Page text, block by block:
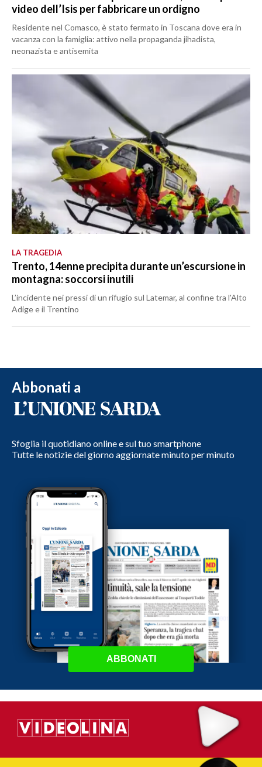
video dell’Isis per fabbricare un ordigno
Residente nel Comasco, è stato fermato in Toscana dove era in
vacanza con la famiglia: attivo nella propaganda jihadista,
neonazista e antisemita
LA TRAGEDIA
Trento, 14enne precipita durante un’escursione in
montagna: soccorsi inutili
L’incidente nei pressi di un rifugio sul Latemar, al confine tra l'Alto
Adige e il Trentino
Abbonati a
Sfoglia il quotidiano online e sul tuo smartphone
Tutte le notizie del giorno aggiornate minuto per minuto
ABBONATI